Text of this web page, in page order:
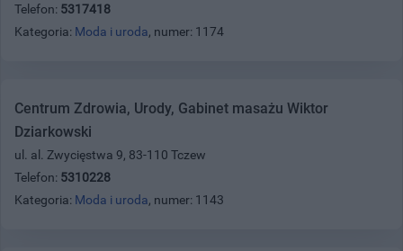
Telefon: 5317418
Kategoria: Moda i uroda, numer: 1174
Centrum Zdrowia, Urody, Gabinet masażu Wiktor
Dziarkowski
ul. al. Zwycięstwa 9, 83-110 Tczew
Telefon: 5310228
Kategoria: Moda i uroda, numer: 1143